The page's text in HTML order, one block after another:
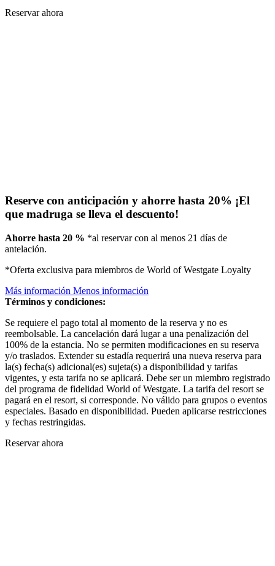
Reservar ahora
Reserve con anticipación y ahorre hasta 20% ¡El
que madruga se lleva el descuento!
Ahorre hasta 20 % *al reservar con al menos 21 días de
antelación.
*Oferta exclusiva para miembros de World of Westgate Loyalty
Más información Menos información
Términos y condiciones:
Se requiere el pago total al momento de la reserva y no es
reembolsable. La cancelación dará lugar a una penalización del
100% de la estancia. No se permiten modificaciones en su reserva
y/o traslados. Extender su estadía requerirá una nueva reserva para
la(s) fecha(s) adicional(es) sujeta(s) a disponibilidad y tarifas
vigentes, y esta tarifa no se aplicará. Debe ser un miembro registrado
del programa de fidelidad World of Westgate. La tarifa del resort se
pagará en el resort, si corresponde. No válido para grupos o eventos
especiales. Basado en disponibilidad. Pueden aplicarse restricciones
y fechas restringidas.
Reservar ahora